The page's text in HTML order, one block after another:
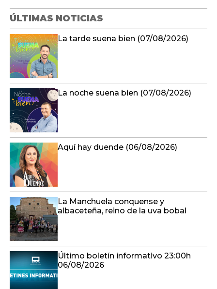
ÚLTIMAS NOTICIAS
La tarde suena bien (07/08/2026)
La noche suena bien (07/08/2026)
Aquí hay duende (06/08/2026)
La Manchuela conquense y
albaceteña, reino de la uva bobal
Último boletín informativo 23:00h
06/08/2026